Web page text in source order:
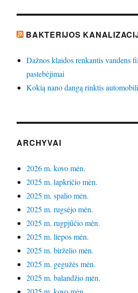
BAKTERIJOS
Dažnos klaidos renkantis vandens
pastebėjimai
Kokią nano dangą rinktis
ARCHYVAI
2026 m. kovo mėn.
2025 m. lapkričio mėn.
2025 m. spalio mėn.
2025 m. rugsėjo mėn.
2025 m. rugpjūčio mėn.
2025 m. liepos mėn.
2025 m. birželio mėn.
2025 m. gegužės mėn.
2025 m. balandžio mėn.